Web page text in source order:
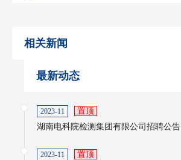
相关新闻
最新动态
2023-11
置顶
湖南电科院检测集团有限公司招聘公告
2023-11
置顶